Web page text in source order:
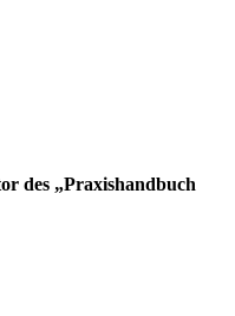
des „Praxishandbuch